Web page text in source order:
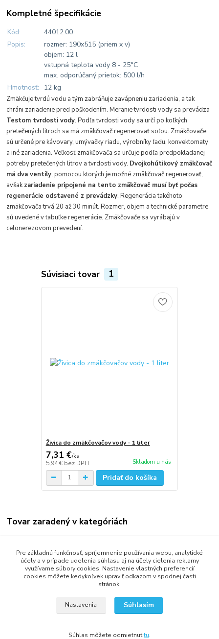
Kompletné špecifikácie
Kód:
44012.00
Popis:
rozmer: 190x515 (priem x v)
objem: 12 l
vstupná teplota vody 8 - 25°C
max. odporúčaný prietok: 500 l/h
Hmotnosť:
12 kg
Zmäkčuje tvrdú vodu a tým zabráňuje zavápneniu zariadenia, a tak
chráni zariadenie pred poškodením.Meranie tvrdosti vody sa prevádza
Testom tvrdosti vody. Podľa tvrdosti vody sa určí po koľkých
pretečených litroch sa má zmäkčovač regenerovať soľou. Zmäkčovače
sú určené pre kávovary, umývačky riadu, výrobníky ľadu, konvektomaty
a iné zariadenia. Veľkosť zmäkčovača sa určuje podľa predpokladanej
potreby pretečených litrov a tvrdosti vody. Dvojkohútikový zmäkčovač
má dva ventily, pomocou ktorých je možné zmäkčovač regenerovať,
avšakzariadenie pripojené na tento zmäkčovač musí byť počas
regenerácie odstavené z prevádzky. Regenerácia takéhoto
zmäkčovača trvá 20 až 30 minút. Rozmer, objem a technické parametre
sú uvedené v tabuľke regenerácie. Zmäkčovače sa vyrábajú v
celonerezovom prevedení.
Súvisiaci tovar 1
Živica do zmäkčovačov vody - 1 liter
7,31 €/ks
5,94 € bez DPH Skladom u nás
Pridať do košíka
Tovar zaradený v kategóriách
Zmäkčovače vody
Zmäkčovače dvojkohútové
2013 - 2025 LOVITECH, s.r.o. - Už 12 rokov s Vami...
Pre základnú funkčnosť, spríjemnenie používania webu, analytické
účely a v prípade udelenia súhlasu aj na účely cielenia reklamy
využívame súbory cookies. Nastavenie vlastných preferencií
cookies môžete kedykoľvek upraviť odkazom v spodnej časti
stránok.
Nastavenia Súhlasím
Súhlas môžete odmietnuťtu.